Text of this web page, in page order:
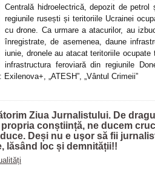
Centrală hidroelectrică, depozit de
regiunile rusești și teritoriile Ucrainei
cu drone. Ca urmare a atacurilor, au
înregistrate, de asemenea, daune
iunie, dronele au atacat teritoriile ocupate
infrastructura feroviară din regiunile
„ATESH”, „Vântul Crimeii”
Ziua Jurnalistului. De
conștiință, ne ducem
Deși nu e uşor să fii
lăsând loc și demnității!!